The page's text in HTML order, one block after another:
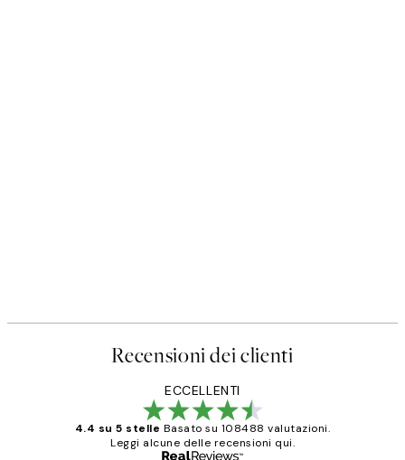
Recensioni dei clienti
ECCELLENTI
4.4 su 5 stelle Basato su 108488 valutazioni.
Leggi alcune delle recensioni qui.